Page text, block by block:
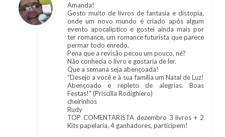
Amanda!
Gosto muito de livros de fantasia e distopia,
onde um novo mundo é criado após algum
evento apocaliptico e gostei ainda mais por
ter romance, um romance futurista que parece
permar todo enredo.
Pena que a revisão pecou um pouco, né?
Não conhecia o livro e gostaria de ler.
Que a semana seja abençoada!
“Desejo a você e à sua família um Natal de Luz!
Abençoado e repleto de alegrias. Boas
Festas!” (Priscilla Rodighiero)
cheirinhos
Rudy
TOP COMENTARISTA dezembro 3 livros + 2
Kits papelaria, 4 ganhadores, participem!